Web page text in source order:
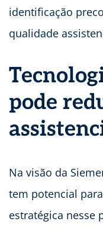
identificação
qualidade
pode
Na visão da
tem potencial
estratégica nesse